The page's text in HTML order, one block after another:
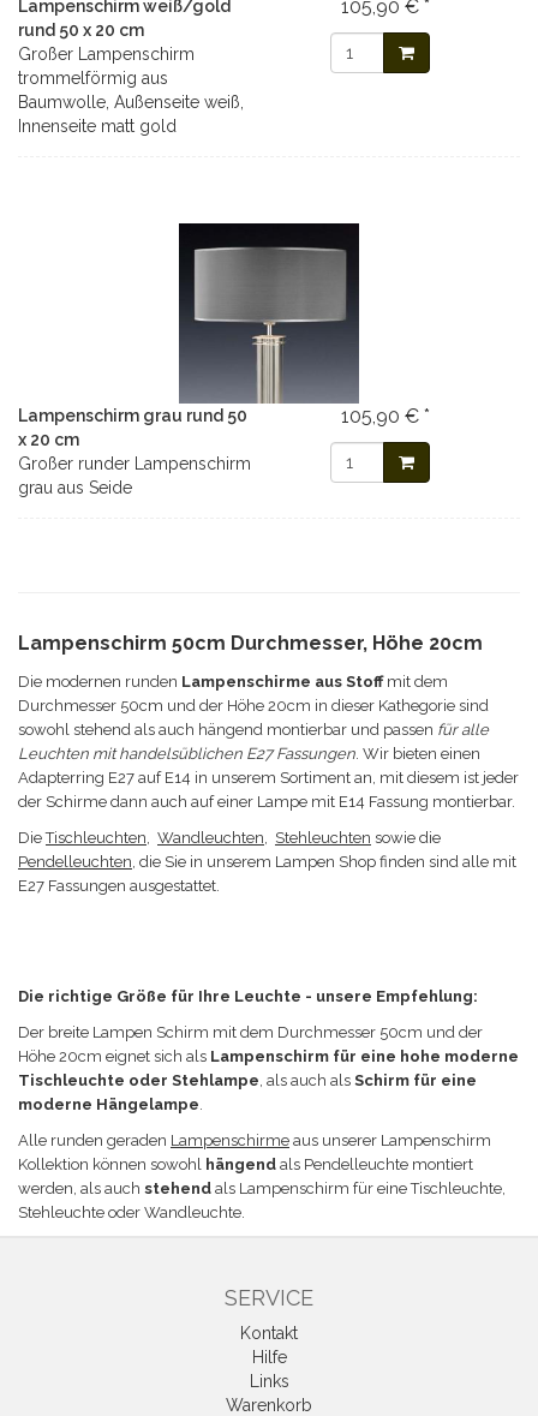
Lampenschirm weiß/gold
rund 50 x 20 cm
Großer Lampenschirm
trommelförmig aus
Baumwolle, Außenseite weiß,
Innenseite matt gold
105,90 € *
Lampenschirm grau rund 50
x 20 cm
Großer runder Lampenschirm
grau aus Seide
105,90 € *
Lampenschirm 50cm Durchmesser, Höhe 20cm
Die modernen runden Lampenschirme aus Stoffmit dem
Durchmesser 50cm und der Höhe 20cm in dieser Kathegorie sind
sowohl stehend als auch hängend montierbar und passen für alle
Leuchten mit handelsüblichen E27 Fassungen. Wir bieten einen
Adapterring E27 auf E14 in unserem Sortiment an, mit diesem ist jeder
der Schirme dann auch auf einer Lampe mit E14 Fassung montierbar.
DieTischleuchten, Wandleuchten, Stehleuchten sowie die
Pendelleuchten, die Sie in unserem Lampen Shop finden sind alle mit
E27 Fassungen ausgestattet.
Die richtige Größe für Ihre Leuchte - unsere Empfehlung:
Der breite Lampen Schirm mit dem Durchmesser 50cm und der
Höhe 20cm eignet sich als Lampenschirm für eine hohe moderne
Tischleuchte oder Stehlampe, als auch als Schirm für eine
moderne Hängelampe.
Alle runden geraden Lampenschirme aus unserer Lampenschirm
Kollektion können sowohl hängend als Pendelleuchte montiert
werden, als auch stehend als Lampenschirm für eine Tischleuchte,
Stehleuchte oder Wandleuchte.
SERVICE
Kontakt
Hilfe
Links
Warenkorb